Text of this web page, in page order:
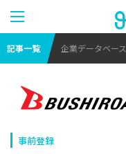
記事一覧 企業データベース
事前登録